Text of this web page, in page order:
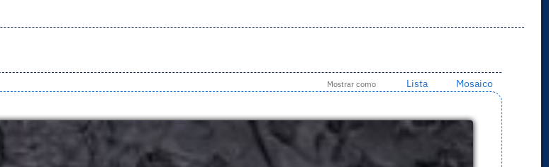
Mostrar como Lista Mosaico